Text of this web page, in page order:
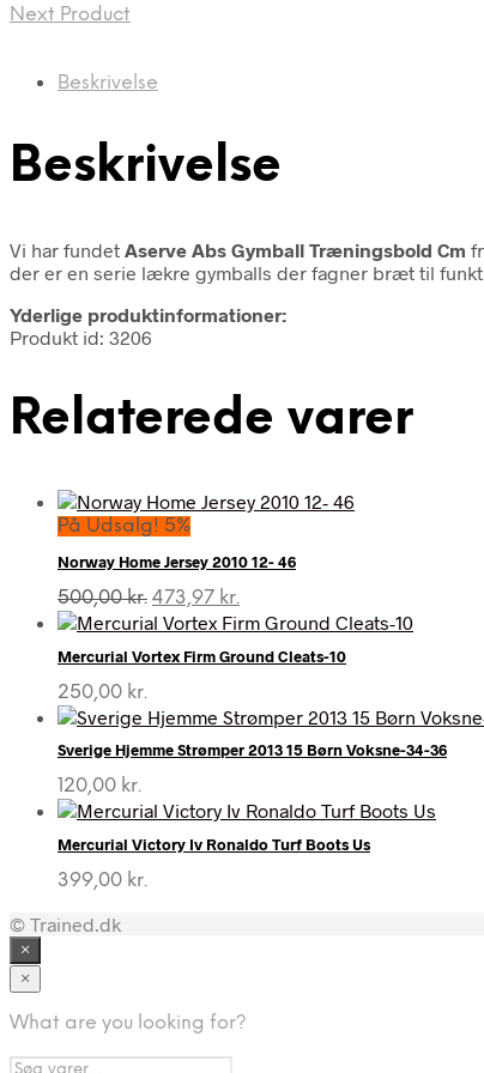
Next Product
Beskrivelse
Beskrivelse
Vi har fundet Aserve Abs Gymball Træningsbold Cm
der er en serie lækre gymballs der fagner bræt til
Yderlige produktinformationer:
Produkt id: 3206
Relaterede varer
På Udsalg! 5%
Norway Home Jersey 2010 12- 46
500,00kr. Den
oprindelige
var:
473,97 kr.
aktuelle
er:
Mercurial Vortex Firm Ground Cleats-10
250,00 kr.
Sverige Hjemme Strømper 2013 15 Børn Voksne-34-36
120,00 kr.
Mercurial Victory Iv Ronaldo Turf Boots Us
399,00 kr.
© Trained.dk
×
×
What are you looking for?